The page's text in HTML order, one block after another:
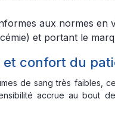
aux normes en
et portant le
et confort du
de sang très faibles,
accrue au bout